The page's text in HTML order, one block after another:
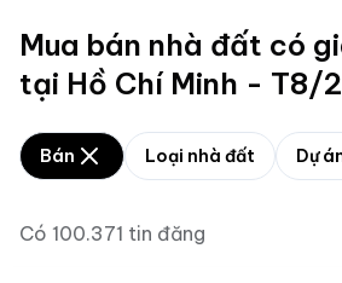
Mua bán nhà đất có
tại Hồ Chí Minh - T8/
Bán Loại nhà đất Dự
Có 100.371 tin đăng